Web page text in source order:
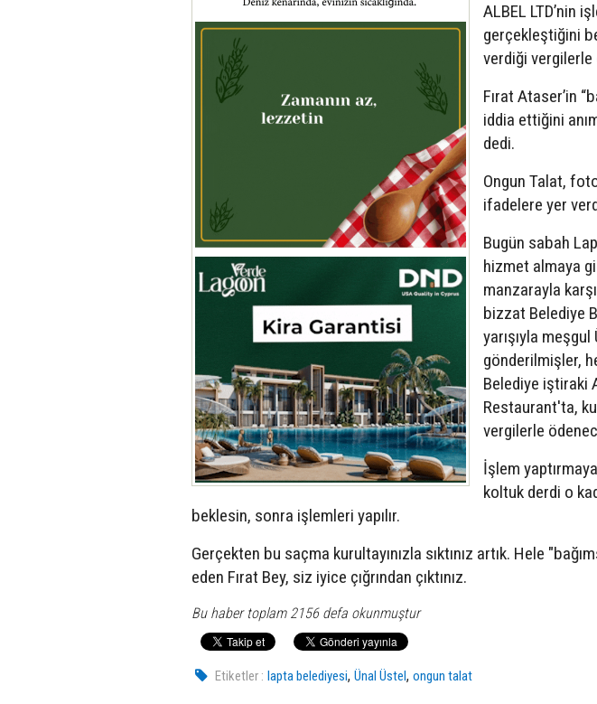
ALBEL LTD’nin
gerçekleştiğini
verdiği
Fırat Ataser’in
iddia ettiğini
dedi.
Ongun Talat,
ifadelere yer
Bugün sabah
hizmet almaya
manzarayla
bizzat Belediye
yarışıyla
gönderilmişler,
Belediye iştiraki
Restaurant'ta,
vergilerle
İşlem
koltuk derdi o
beklesin, sonra işlemleri yapılır.
Gerçekten bu saçma kurultayınızla sıktınız artık. Hele
eden Fırat Bey, siz iyice çığrından çıktınız.
Bu haber toplam 2156 defa okunmuştur
Etiketler : lapta belediyesi,Ünal Üstel,ongun talat